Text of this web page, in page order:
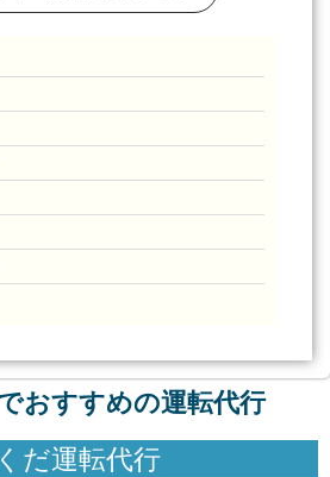
おすすめの運転代行
だ運転代行